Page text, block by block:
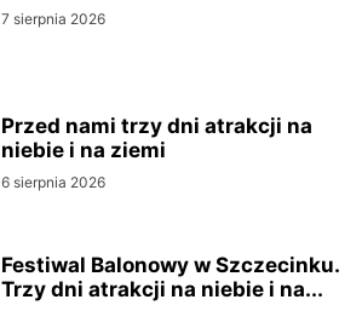
7 sierpnia 2026
Przed nami trzy dni atrakcji na
niebie i na ziemi
6 sierpnia 2026
Festiwal Balonowy w Szczecinku.
Trzy dni atrakcji na niebie i na...